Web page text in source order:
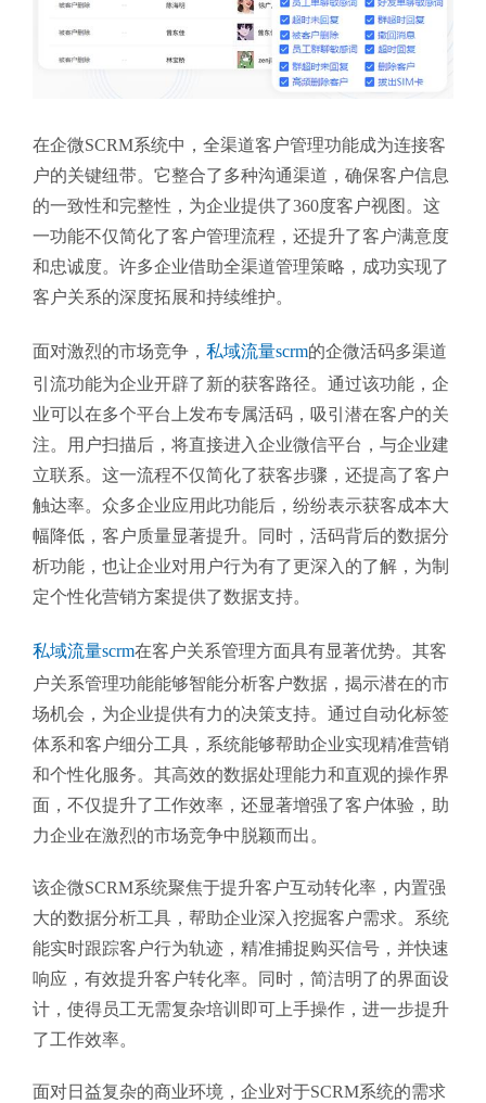
在企微SCRM系统中，全渠道客户管理功能成为连接客
户的关键纽带。它整合了多种沟通渠道，确保客户信息
的一致性和完整性，为企业提供了360度客户视图。这
一功能不仅简化了客户管理流程，还提升了客户满意度
和忠诚度。许多企业借助全渠道管理策略，成功实现了
客户关系的深度拓展和持续维护。
面对激烈的市场竞争， 私域流量scrm的企微活码多渠道
引流功能为企业开辟了新的获客路径。通过该功能，企
业可以在多个平台上发布专属活码，吸引潜在客户的关
注。用户扫描后，将直接进入企业微信平台，与企业建
立联系。这一流程不仅简化了获客步骤，还提高了客户
触达率。众多企业应用此功能后，纷纷表示获客成本大
幅降低，客户质量显著提升。同时，活码背后的数据分
析功能，也让企业对用户行为有了更深入的了解，为制
定个性化营销方案提供了数据支持。
私域流量scrm在客户关系管理方面具有显著优势。其客
户关系管理功能能够智能分析客户数据，揭示潜在的市
场机会，为企业提供有力的决策支持。通过自动化标签
体系和客户细分工具，系统能够帮助企业实现精准营销
和个性化服务。其高效的数据处理能力和直观的操作界
面，不仅提升了工作效率，还显著增强了客户体验，助
力企业在激烈的市场竞争中脱颖而出。
该企微SCRM系统聚焦于提升客户互动转化率，内置强
大的数据分析工具，帮助企业深入挖掘客户需求。系统
能实时跟踪客户行为轨迹，精准捕捉购买信号，并快速
响应，有效提升客户转化率。同时，简洁明了的界面设
计，使得员工无需复杂培训即可上手操作，进一步提升
了工作效率。
面对日益复杂的商业环境，企业对于SCRM系统的需求